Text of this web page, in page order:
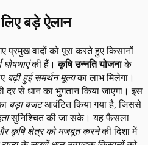
बड़े ऐलान
प्रमुख वादों को पूरा करते हुए किसानों
घोषणाएंकी हैं।कृषि उन्नति योजनाके
बढ़ी हुई समर्थन मूल्यका लाभ मिलेगा।
दर से धान का भुगतान किया जाएगा। इस
बड़ा बजटआवंटित किया गया है, जिससे
सुनिश्चित की जा सके। यह फैसला
कृषि क्षेत्र को मजबूत करनेकी दिशा में